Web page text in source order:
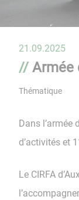
21.09.2025
Armée
Thématique
Dans
d’activités et
Le CIRFA